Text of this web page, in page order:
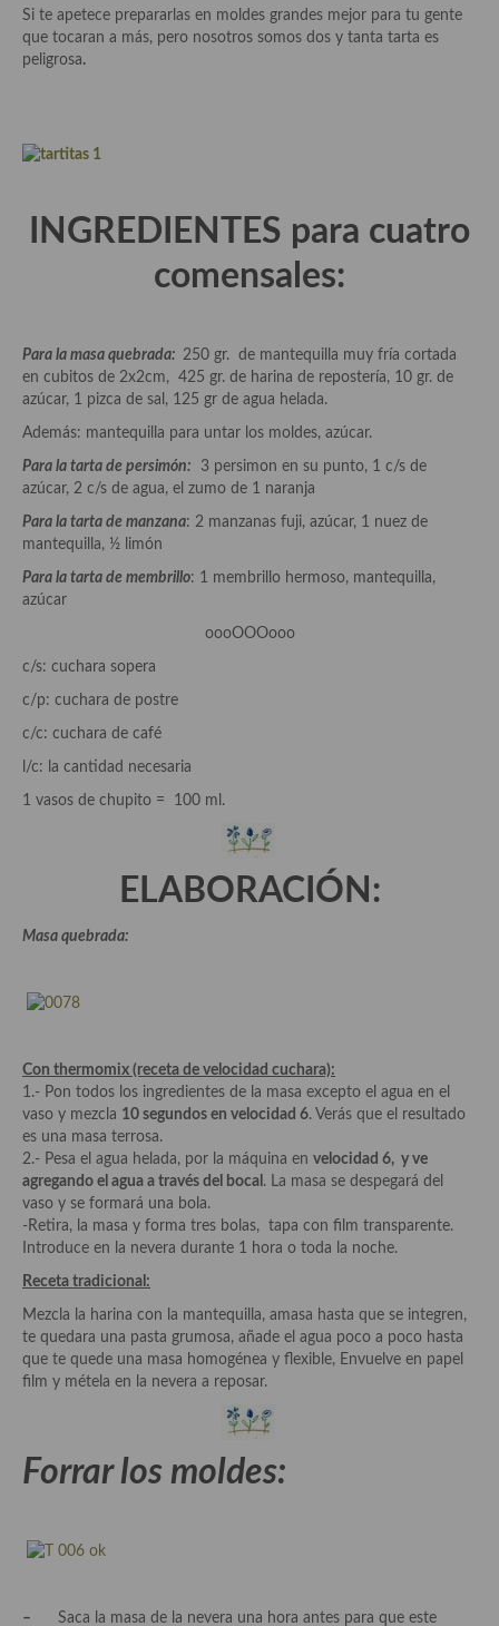
Recetas
Acompañamientos
Aderezos, salsas, vinagretas, especias, hierbas aromáticas o
Especias, mezclas de especias
Mojos y pastas
Sales y polvos
Salsas y mojos
Adobos
Aperitivos
Bebidas
Ensaladas
Entrantes
Arroces Y fideuás
Legumbres y cereales
Huevos
Masas elaboradas con harina, pizzas, quiches y demás
Plato principal
Aves
Pescado y Marisco
Postres y dulces
Postres con frutas
Salazones y encurtidos
Recetas maridadas con los mejores AOVES
Si te apetece prepararlas en moldes grandes mejor para tu gente
que tocaran a más, pero nosotros somos dos y tanta tarta es
peligrosa.
INGREDIENTES para cuatro
comensales:
Para la masa quebrada: 250 gr. de mantequilla muy fría cortada
en cubitos de 2x2cm, 425 gr. de harina de repostería, 10 gr. de
azúcar, 1 pizca de sal, 125 gr de agua helada.
Además: mantequilla para untar los moldes, azúcar.
Para la tarta de persimón: 3 persimon en su punto, 1 c/s de
azúcar, 2 c/s de agua, el zumo de 1 naranja
Para la tarta de manzana: 2 manzanas fuji, azúcar, 1 nuez de
mantequilla, ½ limón
Para la tarta de membrillo: 1 membrillo hermoso, mantequilla,
azúcar
oooOOOooo
c/s: cuchara sopera
c/p: cuchara de postre
c/c: cuchara de café
l/c: la cantidad necesaria
1 vasos de chupito = 100 ml.
ELABORACIÓN:
Masa quebrada:
Con thermomix (receta de velocidad cuchara):
1.- Pon todos los ingredientes de la masa excepto el agua en el
vaso y mezcla 10 segundos en velocidad 6. Verás que el resultado
es una masa terrosa.
2.- Pesa el agua helada, por la máquina en velocidad 6, y ve
agregando el agua a través del bocal . La masa se despegará del
vaso y se formará una bola.
-Retira, la masa y forma tres bolas, tapa con film transparente.
Introduce en la nevera durante 1 hora o toda la noche.
Receta tradicional:
Mezcla la harina con la mantequilla, amasa hasta que se integren,
te quedara una pasta grumosa, añade el agua poco a poco hasta
que te quede una masa homogénea y flexible, Envuelve en papel
film y métela en la nevera a reposar.
Forrar los moldes:
– Saca la masa de la nevera una hora antes para que este